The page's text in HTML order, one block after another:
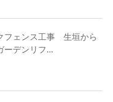
フェンス工事 生垣から
デンリフ…